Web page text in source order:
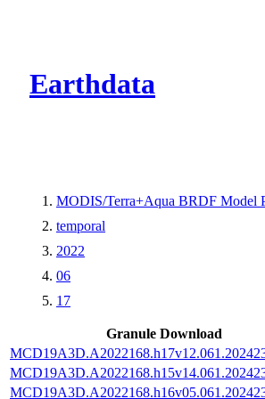
Earthdata
MODIS/Terra+Aqua BRDF Model
temporal
2022
06
17
Granule Download